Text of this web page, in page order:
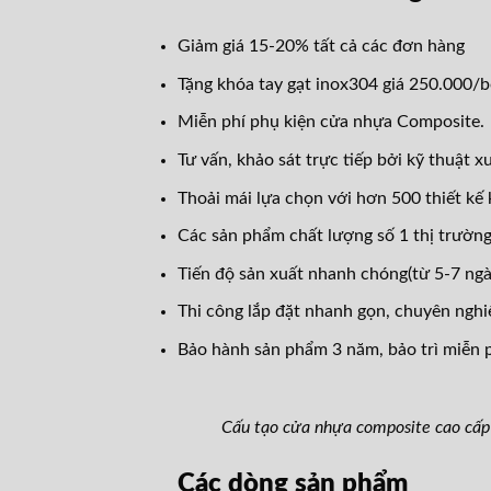
Giảm giá 15-20% tất cả các đơn hàng
Tặng khóa tay gạt inox304 giá 250.000/
Miễn phí phụ kiện cửa nhựa Composite.
Tư vấn, khảo sát trực tiếp bởi kỹ thuật
Thoải mái lựa chọn với hơn 500 thiết kế
Các sản phẩm chất lượng số 1 thị
Tiến độ sản xuất nhanh chóng(từ 5-7
Thi công lắp đặt nhanh gọn, chuyên
Bảo hành sản phẩm 3 năm, bảo trì miễn
Cấu tạo cửa nhựa composite cao
Các dòng sản phẩm